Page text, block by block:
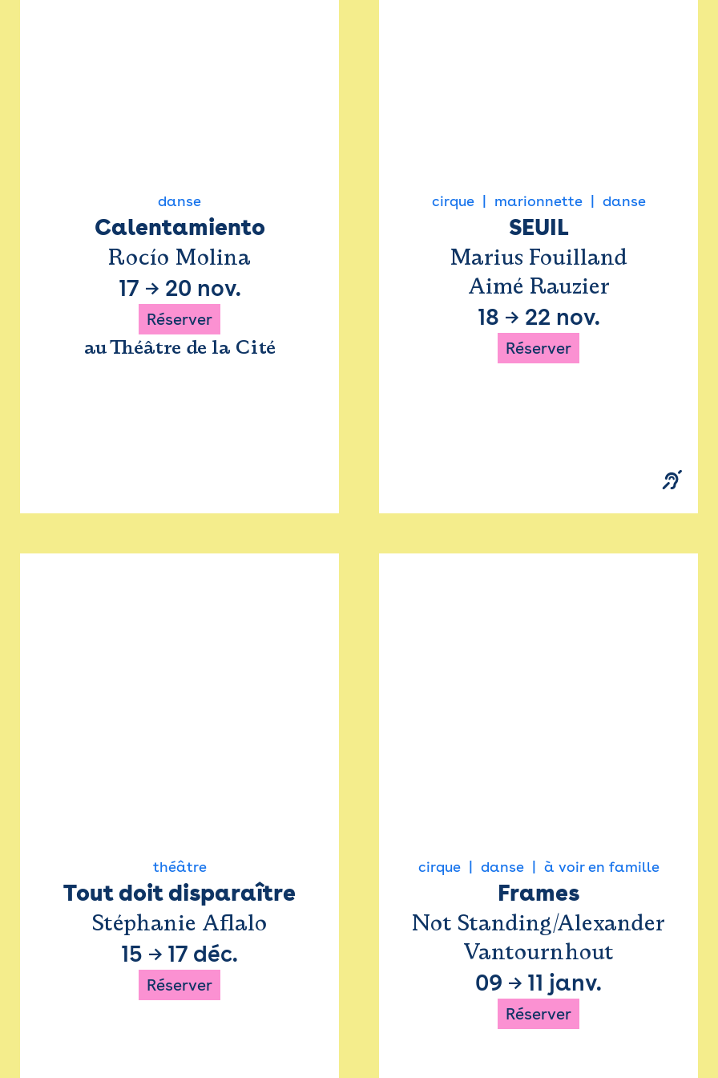
danse
Calentamiento
Rocío Molina
17 → 20 nov.
Réserver
au Théâtre de la Cité
cirque marionnette danse
SEUIL
Marius Fouilland
Aimé Rauzier
18 → 22 nov.
Réserver
théâtre
Tout doit disparaître
Stéphanie Aflalo
15 → 17 déc.
Réserver
cirque danse à voir en famille
Frames
Not Standing/Alexander
Vantournhout
09 → 11 janv.
Réserver